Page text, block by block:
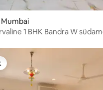
1 BHK Bandra W